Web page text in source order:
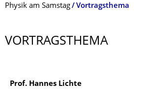
Physik am Samstag
Vortragsthema
VORTRAGSTHEMA
Prof. Hannes Lichte